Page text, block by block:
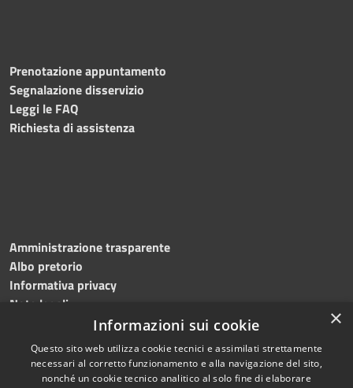
Prenotazione appuntamento
Segnalazione disservizio
Leggi le FAQ
Richiesta di assistenza
Amministrazione trasparente
Albo pretorio
Informativa privacy
Note legali
Dichiarazione di accessibilità
×
Informazioni sui cookie
Questo sito web utilizza cookie tecnici e assimilati strettamente
necessari al corretto funzionamento e alla navigazione del sito,
nonché un cookie tecnico analitico al solo fine di elaborare